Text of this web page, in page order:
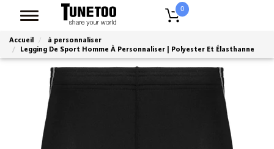
0
Accueil
à personnaliser
Legging De Sport Homme À Personnaliser | Polyester Et Élasthanne